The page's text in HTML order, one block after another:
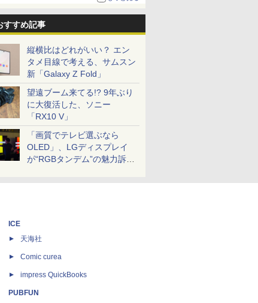
すすめ記事
縦横比はどれがいい？ エン
タメ目線で考える、サムスン
新「Galaxy Z Fold」
望遠ブーム来てる!? 9年ぶり
に大復活した、ソニー
「RX10 V」
「画質でテレビ選ぶなら
OLED」、LGディスプレイ
が“RGBタンデム”の魅力訴
ICE
天海社
Comic curea
impress QuickBooks
PUBFUN